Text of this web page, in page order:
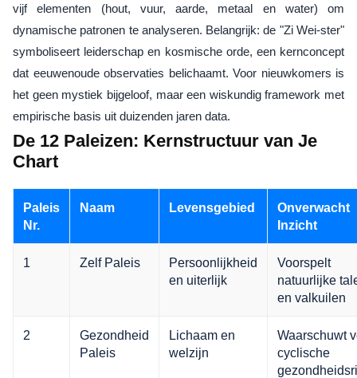
vijf elementen (hout, vuur, aarde, metaal en water) om
dynamische patronen te analyseren. Belangrijk: de "Zi Wei-ster"
symboliseert leiderschap en kosmische orde, een kernconcept
dat eeuwenoude observaties belichaamt. Voor nieuwkomers is
het geen mystiek bijgeloof, maar een wiskundig framework met
empirische basis uit duizenden jaren data.
De 12 Paleizen: Kernstructuur van Je
Chart
Paleis
Nr.
Naam Levensgebied
Onverwacht
Inzicht
1 Zelf Paleis
Persoonlijkheid
en uiterlijk
Voorspelt
natuurlijke
en valkuilen
2
Gezondheid
Paleis
Lichaam en
welzijn
Waarschuwt
cyclische